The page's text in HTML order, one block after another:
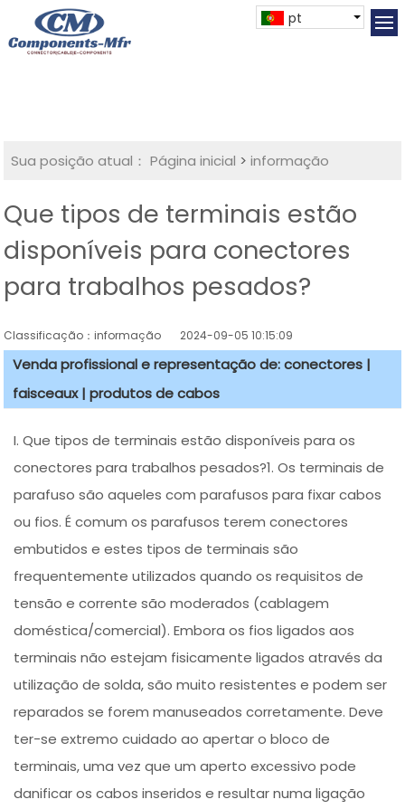
pt
Sua posição atual： Página inicial >informação
Que tipos de terminais estão
disponíveis para conectores
para trabalhos pesados?
Classificação：informação 2024-09-05 10:15:09
Venda profissional e representação de: conectores |
faisceaux | produtos de cabos
I. Que tipos de terminais estão disponíveis para os
conectores para trabalhos pesados?1. Os terminais de
parafuso são aqueles com parafusos para fixar cabos
ou fios. É comum os parafusos terem conectores
embutidos e estes tipos de terminais são
frequentemente utilizados quando os requisitos de
tensão e corrente são moderados (cablagem
doméstica/comercial). Embora os fios ligados aos
terminais não estejam fisicamente ligados através da
utilização de solda, são muito resistentes e podem ser
reparados se forem manuseados corretamente. Deve
ter-se extremo cuidado ao apertar o bloco de
terminais, uma vez que um aperto excessivo pode
danificar os cabos inseridos e resultar numa ligação